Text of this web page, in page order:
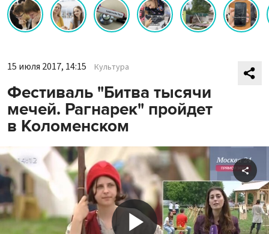
15 июля 2017, 14:15 Культура
Фестиваль "Битва тысячи
мечей. Рагнарек" пройдет
в Коломенском